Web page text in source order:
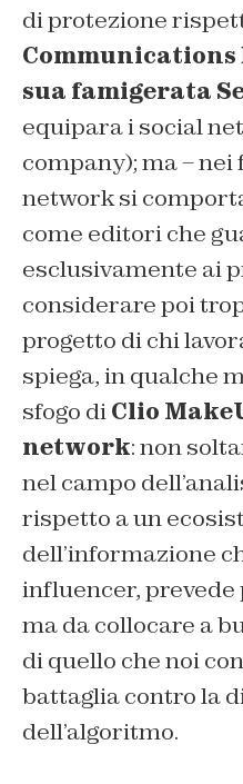
di protezione
Communications
sua famigerata
equipara i social
company); ma – nei
network si
come editori che
esclusivamente ai
considerare poi
progetto di chi
spiega, in qualche
sfogo diClio
network: non
nel campo
rispetto a un
dell’informazione
influencer,
ma da collocare a
di quello che noi
battaglia contro la
dell’algoritmo.